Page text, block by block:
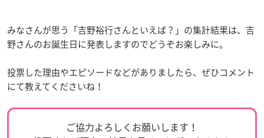
みなさんが思う「吉野裕行さんといえば？」の集計結果は、吉
野さんのお誕生日に発表しますのでどうぞお楽しみに。
投票した理由やエピソードなどがありましたら、ぜひコメント
にて教えてくださいね！
ご協力よろしくお願いします！